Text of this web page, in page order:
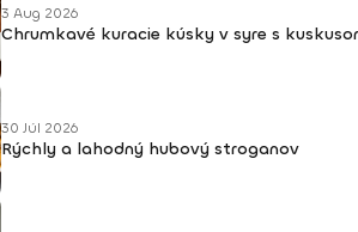
3 Aug 2026
Chrumkavé kuracie kúsky v syre s
30 Júl 2026
Rýchly a lahodný hubový stroganov